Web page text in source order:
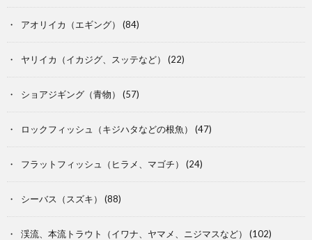
アオリイカ（エギング） (84)
ヤリイカ（イカジグ、スッテなど） (22)
ショアジギング（青物） (57)
ロックフィッシュ（キジハタなどの根魚） (47)
フラットフィッシュ（ヒラメ、マゴチ） (24)
シーバス（スズキ） (88)
渓流、本流トラウト（イワナ、ヤマメ、ニジマスなど） (102)